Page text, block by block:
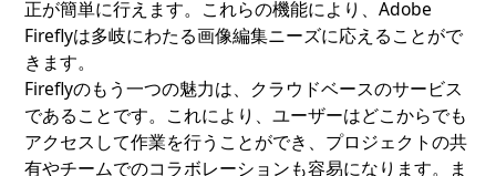
正が簡単に行えます。これらの機能により、Adobe
Fireflyは多岐にわたる画像編集ニーズに応えることがで
きます。
Fireflyのもう一つの魅力は、クラウドベースのサービス
であることです。これにより、ユーザーはどこからでも
アクセスして作業を行うことができ、プロジェクトの共
有やチームでのコラボレーションも容易になります。ま